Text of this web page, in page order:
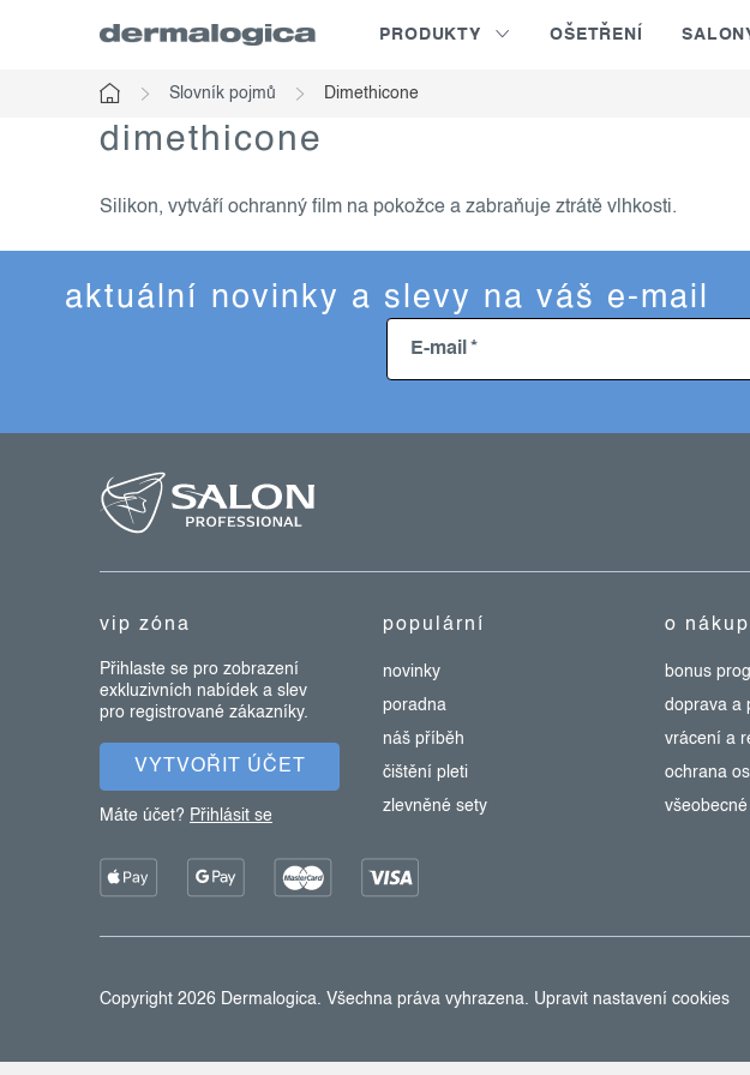
PRODUKTY OŠETŘENÍ
Slovník pojmů Dimethicone
dimethicone
Silikon, vytváří ochranný film na pokožce a zabraňuje ztrátě vlhkosti.
aktuální novinky a slevy na váš e-mail
E-mail
vip zóna
Přihlaste se pro zobrazení
exkluzivních nabídek a slev
pro registrované zákazníky.
VYTVOŘIT ÚČET
Máte účet? Přihlásit se
populární
novinky
poradna
náš příběh
čištění pleti
zlevněné sety
o
bonus
doprava a
vrácení a
ochrana
Copyright 2026 Dermalogica. Všechna práva vyhrazena. Upravit nastavení cookies